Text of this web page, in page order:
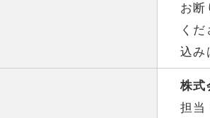
お断
く
込み
株式
担当